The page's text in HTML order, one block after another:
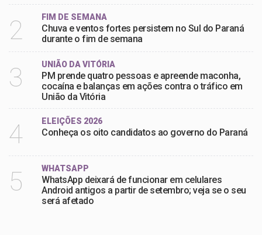
2 FIM DE SEMANA
Chuva e ventos fortes persistem no Sul do Paraná
durante o fim de semana
3 UNIÃO DA VITÓRIA
PM prende quatro pessoas e apreende maconha,
cocaína e balanças em ações contra o tráfico em
União da Vitória
4 ELEIÇÕES 2026
Conheça os oito candidatos ao governo do Paraná
5 WHATSAPP
WhatsApp deixará de funcionar em celulares
Android antigos a partir de setembro; veja se o seu
será afetado